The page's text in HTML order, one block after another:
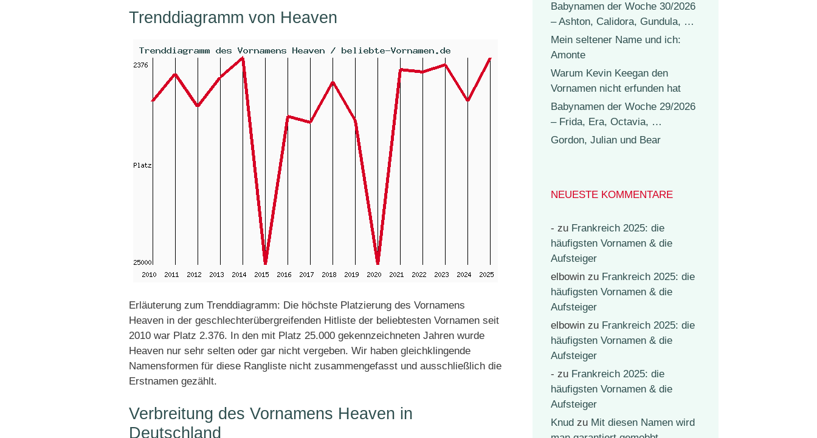
Trenddiagramm von Heaven
Erläuterung zum Trenddiagramm: Die höchste Platzierung des Vornamens
Heaven in der geschlechterübergreifenden Hitliste der beliebtesten Vornamen seit
2010 war Platz 2.376. In den mit Platz 25.000 gekennzeichneten Jahren wurde
Heaven nur sehr selten oder gar nicht vergeben. Wir haben gleichklingende
Namensformen für diese Rangliste nicht zusammengefasst und ausschließlich die
Erstnamen gezählt.
Verbreitung des Vornamens Heaven in
Deutschland
Babynamen der Woche 30/2026
– Ashton, Calidora, Gundula, …
Mein seltener Name und ich:
Amonte
Warum Kevin Keegan den
Vornamen nicht erfunden hat
Babynamen der Woche 29/2026
– Frida, Era, Octavia, …
Gordon, Julian und Bear
NEUESTE KOMMENTARE
- zu Frankreich 2025: die
häufigsten Vornamen & die
Aufsteiger
elbowin zu Frankreich 2025: die
häufigsten Vornamen & die
Aufsteiger
elbowin zu Frankreich 2025: die
häufigsten Vornamen & die
Aufsteiger
- zu Frankreich 2025: die
häufigsten Vornamen & die
Aufsteiger
Knud zu Mit diesen Namen wird